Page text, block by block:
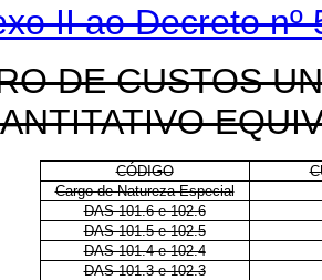
II ao Decreto nº
DE CUSTOS
CÓDIGO
Cargo de Natureza Especial
DAS 101.6 e 102.6
DAS 101.5 e 102.5
DAS 101.4 e 102.4
DAS 101.3 e 102.3